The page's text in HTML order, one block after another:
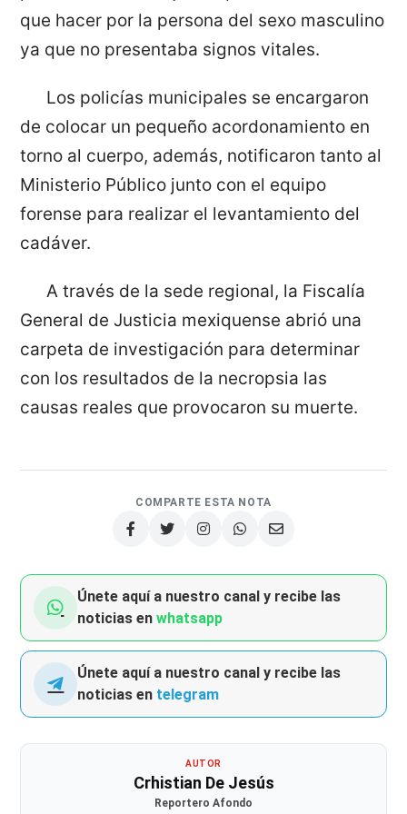
que hacer por la persona del sexo masculino
ya que no presentaba signos vitales.
Los policías municipales se encargaron
de colocar un pequeño acordonamiento en
torno al cuerpo, además, notificaron tanto al
Ministerio Público junto con el equipo
forense para realizar el levantamiento del
cadáver.
A través de la sede regional, la Fiscalía
General de Justicia mexiquense abrió una
carpeta de investigación para determinar
con los resultados de la necropsia las
causas reales que provocaron su muerte.
COMPARTE ESTA NOTA
Únete aquí a nuestro canal y recibe las
noticias enwhatsapp
Únete aquí a nuestro canal y recibe las
noticias en telegram
AUTOR
Crhistian De Jesús
Reportero Afondo